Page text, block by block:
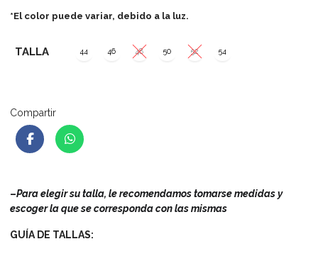
*El color puede variar, debido a la luz.
TALLA 44 46 48 50 52 54
Compartir
–Para elegir su talla, le recomendamos tomarse medidas y
escoger la que se corresponda con las mismas
GUÍA DE TALLAS: